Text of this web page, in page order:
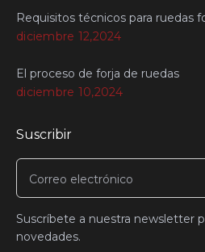
Requisitos técnicos para ruedas
diciembre 12,2024
El proceso de forja de ruedas
diciembre 10,2024
Suscribir
Suscríbete a nuestra newsletter
novedades.